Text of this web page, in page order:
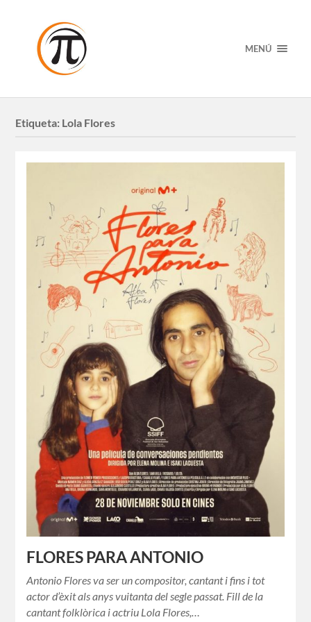
MENÚ
Etiqueta: Lola Flores
FLORES PARA ANTONIO
Antonio Flores va ser un compositor, cantant i fins i tot
actor d’èxit als anys vuitanta del segle passat. Fill de la
cantant folklòrica i actriu Lola Flores,…